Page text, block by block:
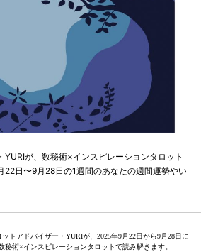
YURIが、数秘術×インスピレーションタロット
日〜9月28日の1週間のあなたの週間運勢やい
トアドバイザー・YURIが、2025年9月22日から9月28日に
秘術×インスピレーションタロットで読み解きます。